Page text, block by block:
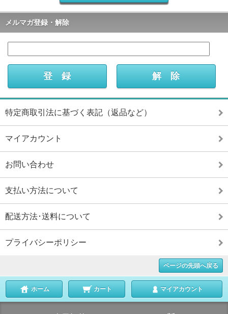
メルマガ登録・解除
特定商取引法に基づく表記（返品など）
マイアカウント
お問い合わせ
支払い方法について
配送方法･送料について
プライバシーポリシー
ページの先頭へ戻る
ホーム カート マイアカウント